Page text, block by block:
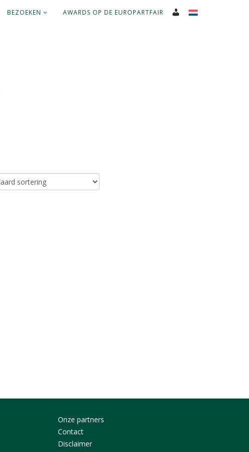
BEZOEKEN AWARDS OP DE EUROPARTFAIR
Onze partners
Contact
Disclaimer